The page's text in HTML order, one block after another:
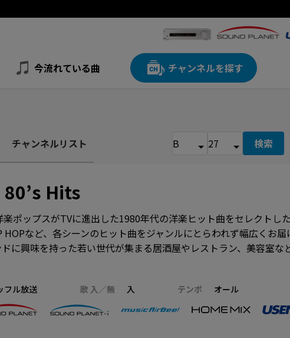
今流れている曲 チャンネルを探す
チャンネルリスト 検索
80’s Hits
ポップスがTVに進出した1980年代の洋楽ヒット曲をセレクトし
HOPなど、各シーンのヒット曲をジャンルにとらわれず幅広くお
ドに興味を持った若い世代が集まる居酒屋やレストラン、美容室な
フル放送 歌 入／無 入 テンポ
オール